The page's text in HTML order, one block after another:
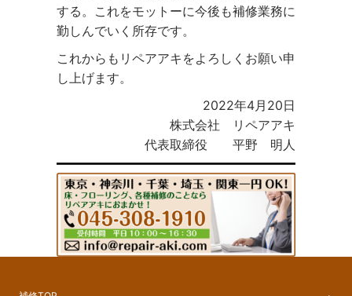
する。これをモットーに今後も補修業務に
勤しんでいく所存です。
これからもリペアアキをよろしくお願い申
し上げます。
2022年4月20日
株式会社 リペアアキ
代表取締役 平野 明人